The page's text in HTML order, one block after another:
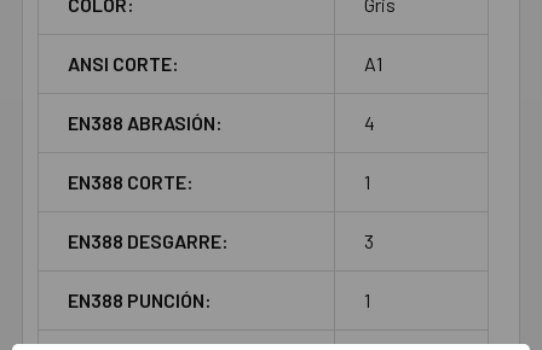
ANSI CORTE: A1
EN388 ABRASIÓN: 4
EN388 CORTE: 1
EN388 DESGARRE: 3
EN388 PUNCIÓN: 1